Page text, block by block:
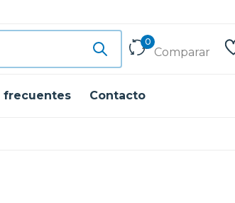
0
Comparar
frecuentes Contacto